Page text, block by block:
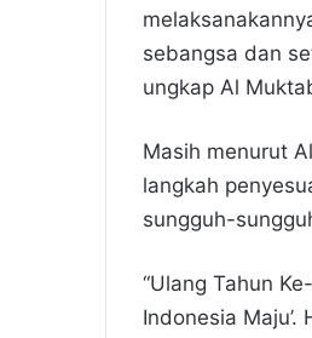
sebangsa dan
ungkap Al
Masih menurut
langkah
sungguh-
“Ulang Tahun
Indonesia